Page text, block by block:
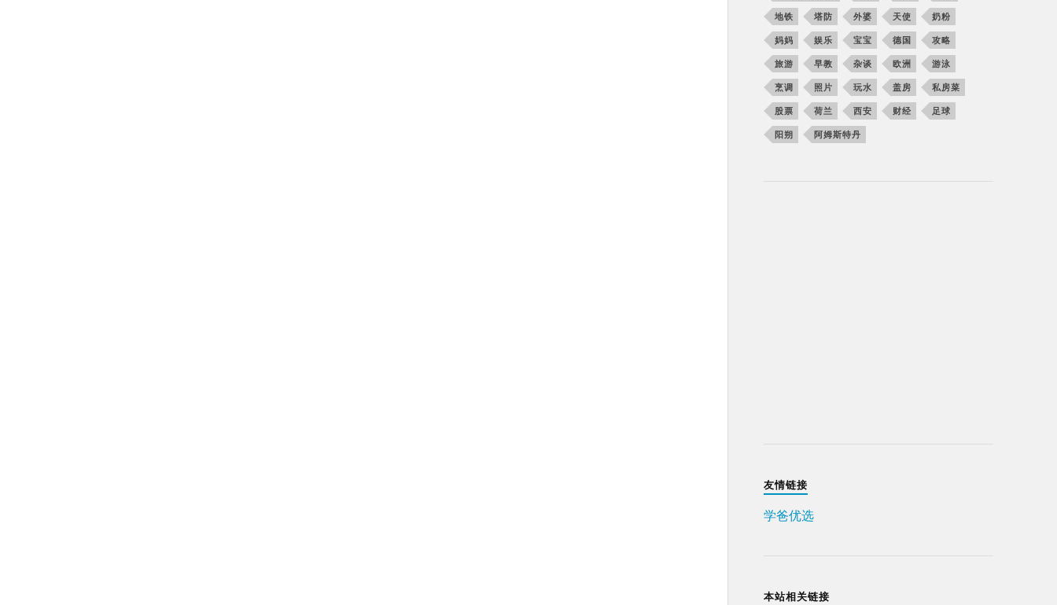
地铁 塔防 外婆 天使 奶粉
妈妈 娱乐 宝宝 德国 攻略
旅游 早教 杂谈 欧洲 游泳
烹调 照片 玩水 盖房 私房菜
股票 荷兰 西安 财经 足球
阳朔 阿姆斯特丹
友情链接
学爸优选
本站相关链接